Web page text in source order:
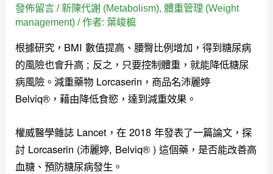
發佈留言 /新陳代謝 (Metabolism),體重管理 (Weight
management) / 作者:葉峻榳
根據研究，BMI 數值提高、腰臀比例增加，得到糖尿病
的風險也會升高 ; 反之，只要控制體重，就能降低糖尿
病風險。減重藥物 Lorcaserin，商品名沛麗婷
Belviq®，藉由降低食慾，達到減重效果。
權威醫學雜誌 Lancet，在 2018 年發表了一篇論文，探
討 Lorcaserin (沛麗婷, Belviq® ) 這個藥，是否能改善高
血糖、預防糖尿病發生。